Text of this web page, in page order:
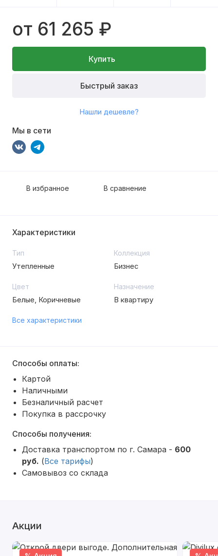
от 61 265 ₽
Купить
Быстрый заказ
Нашли дешевле?
Мы в сети
В избранное В сравнение
Характеристики
Тип
Утепленные
Коллекция
Бизнес
Цвет
Белые, Коричневые
Назначение
В квартиру
Все характеристики
Способы оплаты:
Картой
Наличными
Безналичный расчет
Покупка в рассрочку
Способы получения:
Доставка транспортом по г. Самара - 600
руб. (Все тарифы)
Самовывоз со склада
Акции